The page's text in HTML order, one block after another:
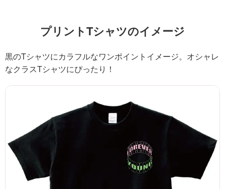
プリントTシャツのイメージ
黒のTシャツにカラフルなワンポイントイメージ。オシャレ
なクラスTシャツにぴったり！